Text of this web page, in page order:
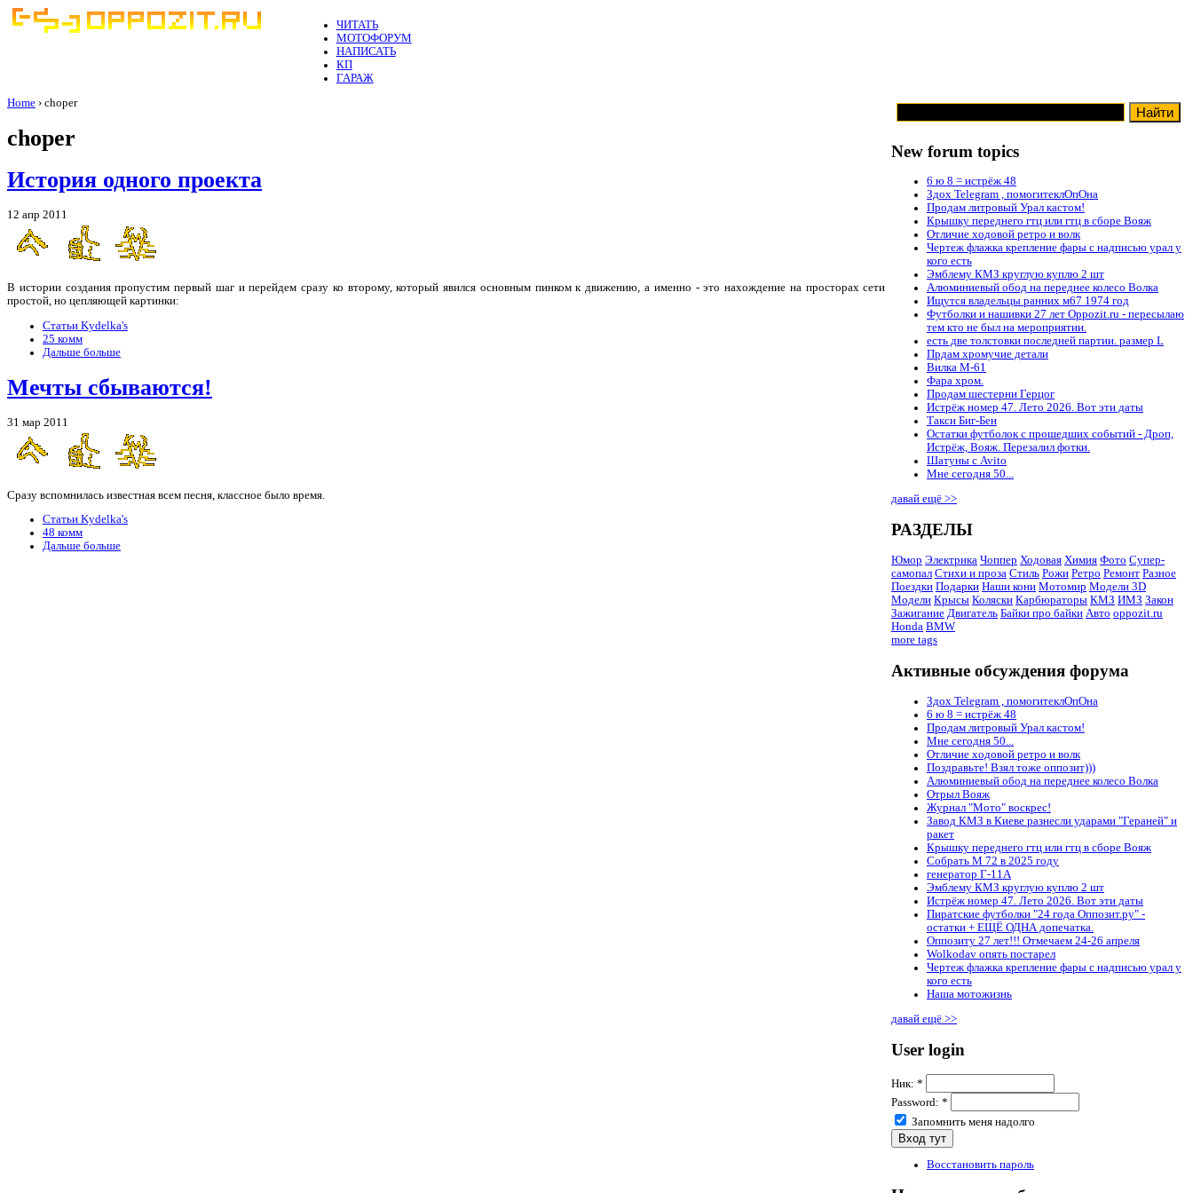
ЧИТАТЬ
МОТОФОРУМ
НАПИСАТЬ
КП
ГАРАЖ
Home › choper
choper
История одного проекта
12 апр 2011
В истории создания пропустим первый шаг и перейдем сразу ко второму, который явился основным пинком к движению, а именно - это нахождение на просторах сети
простой, но цепляющей картинки:
Статьи Kydelka's
25 комм
Дальше больше
Мечты сбываются!
31 мар 2011
Сразу вспомнилась известная всем песня, классное было время.
Статьи Kydelka's
48 комм
Дальше больше
New forum topics
6 ю 8 = истрёж 48
Здох Telegram , помогитеклОпОна
Продам литровый Урал кастом!
Крышку переднего гтц или гтц в сборе Вояж
Отличие ходовой ретро и волк
Чертеж флажка крепление фары с надписью урал у
кого есть
Эмблему КМЗ круглую куплю 2 шт
Алюминиевый обод на переднее колесо Волка
Ищутся владельцы ранних м67 1974 год
Футболки и нашивки 27 лет Oppozit.ru - пересылаю
тем кто не был на мероприятии.
есть две толстовки последней партии. размер L
Прдам хромучие детали
Вилка М-61
Фара хром.
Продам шестерни Герцог
Истрёж номер 47. Лето 2026. Вот эти даты
Такси Биг-Бен
Остатки футболок с прошедших событий - Дроп,
Истрёж, Вояж. Перезалил фотки.
Шатуны с Avito
Мне сегодня 50...
давай ещё >>
РАЗДЕЛЫ
Юмор Электрика Чоппер Ходовая Химия Фото Супер-
самопал Стихи и проза Стиль Рожи Ретро Ремонт Разное
Поездки Подарки Наши кони Мотомир Модели 3D
Модели Крысы Коляски Карбюраторы КМЗ ИМЗ Закон
Зажигание Двигатель Байки про байки Авто oppozit.ru
Honda BMW
more tags
Активные обсуждения форума
Здох Telegram , помогитеклОпОна
6 ю 8 = истрёж 48
Продам литровый Урал кастом!
Мне сегодня 50...
Отличие ходовой ретро и волк
Поздравьте! Взял тоже оппозит)))
Алюминиевый обод на переднее колесо Волка
Отрыл Вояж
Журнал "Мото" воскрес!
Завод КМЗ в Киеве разнесли ударами "Гераней" и
ракет
Крышку переднего гтц или гтц в сборе Вояж
Собрать М 72 в 2025 году
генератор Г-11А
Эмблему КМЗ круглую куплю 2 шт
Истрёж номер 47. Лето 2026. Вот эти даты
Пиратские футболки "24 года Оппозит.ру" -
остатки + ЕЩЁ ОДНА допечатка.
Оппозиту 27 лет!!! Отмечаем 24-26 апреля
Wolkodav опять постарел
Чертеж флажка крепление фары с надписью урал у
кого есть
Наша мотожизнь
давай ещё >>
User login
Ник: *
Password: *
Запомнить меня надолго
Восстановить пароль